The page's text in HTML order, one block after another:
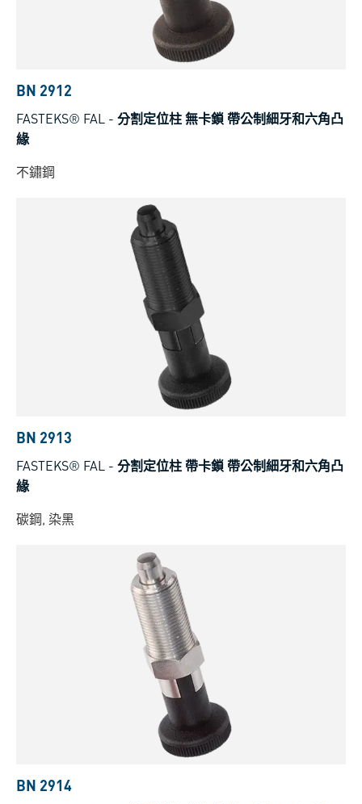
BN 2912
FASTEKS® FAL - 分割定位柱 無卡鎖 帶公制細牙和六角凸
緣
不鏽鋼
BN 2913
FASTEKS® FAL - 分割定位柱 帶卡鎖 帶公制細牙和六角凸
緣
碳鋼, 染黑
BN 2914